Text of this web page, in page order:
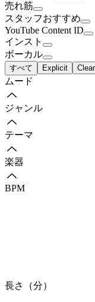
売れ筋
スタッフおすすめ
YouTube Content ID
インスト
ボーカル
すべて Explicit
ムード
ジャンル
テーマ
楽器
BPM
長さ（分）